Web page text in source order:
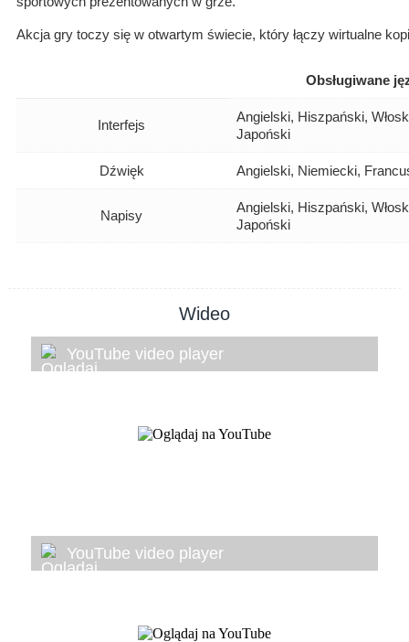
Akcja gry toczy się w otwartym świecie, który łączy wirtualne
Obsługiwane
Interfejs
Angielski, Hiszpański,
Japoński
Dźwięk Angielski, Niemiecki,
Napisy
Angielski, Hiszpański,
Japoński
Wideo
YouTube video player
YouTube video player